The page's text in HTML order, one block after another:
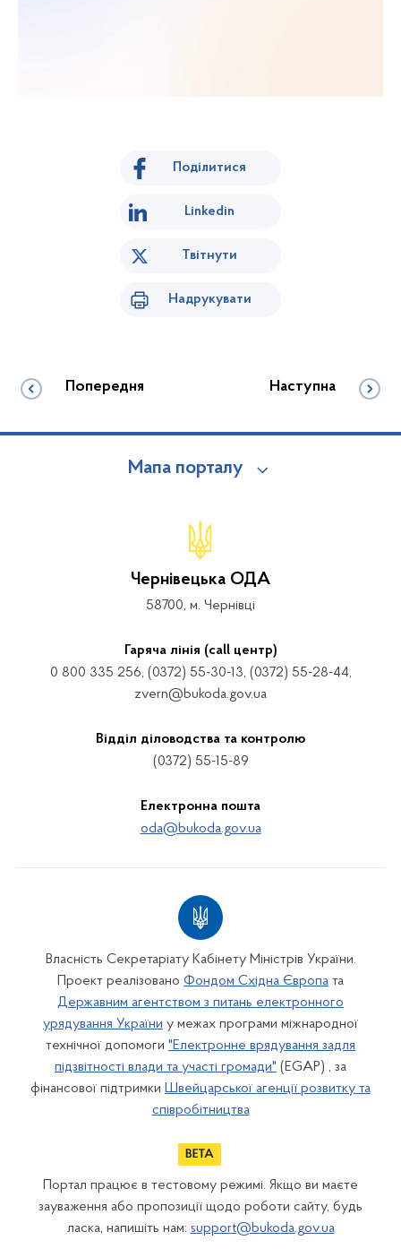
Поділитися
Linkedin
Твітнути
Надрукувати
Попередня Наступна
Мапа порталу
Чернівецька ОДА
58700, м. Чернівці
Гаряча лінія (call центр)
0 800 335 256, (0372) 55-30-13, (0372) 55-28-44,
zvern@bukoda.gov.ua
Відділ діловодства та контролю
(0372) 55-15-89
Електронна пошта
oda@bukoda.gov.ua
Власність Секретаріату Кабінету Міністрів України.
Проект реалізовано Фондом Східна Європа та
Державним агентством з питань електронного
урядування України у межах програми міжнародної
технічної допомоги "Електронне врядування задля
підзвітності влади та участі громади" (EGAP) , за
фінансової підтримки Швейцарської агенції розвитку та
співробітництва
Портал працює в тестовому режимі. Якщо ви маєте
зауваження або пропозиції щодо роботи сайту, будь
ласка, напишіть нам: support@bukoda.gov.ua